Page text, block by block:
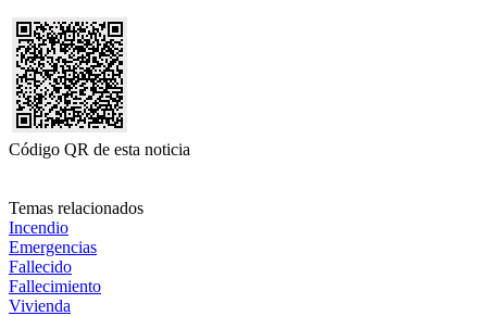
Código QR de esta noticia
Temas relacionados
Incendio
Emergencias
Fallecido
Fallecimiento
Vivienda